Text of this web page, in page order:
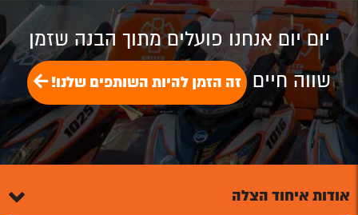
יום יום אנחנו פועלים מתוך הבנה שזמן
שווה חיים זה הזמן להיות השותפים שלנו!
אודות איחוד הצלה